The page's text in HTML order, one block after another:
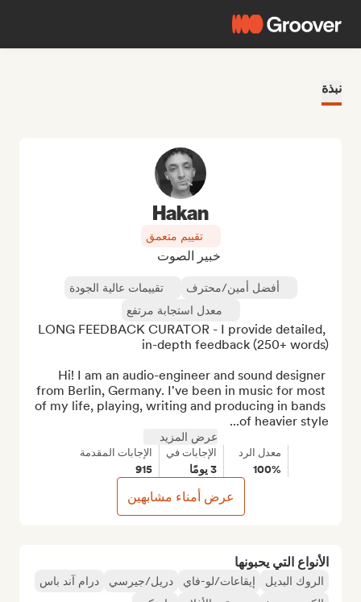
نبذة
الأنواع التي يحبونها
الروك البديل إيقاعات/لو-فاي دريل/جيرسي
درام آند باس
Hakan
تقييم متعمق
خبير الصوت
أفضل أمين/محترف
تقييمات عالية الجودة
معدل استجابة مرتفع
LONG FEEDBACK CURATOR - I provide detailed,
Hi! I am an audio-engineer and sound designer
from Berlin, Germany. I've been in music for most
of my life, playing, writing and producing in bands
of heavier style...
عرض المزيد
معدل الرد
100%
الإجابات في
3 يومًا
الإجابات المقدمة
915
عرض أمناء مشابهين